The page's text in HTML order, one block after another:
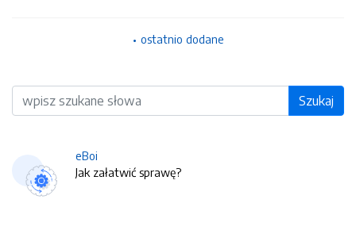
ostatnio dodane
Wyszukiwarka Szukaj
eBoi
Jak załatwić sprawę?